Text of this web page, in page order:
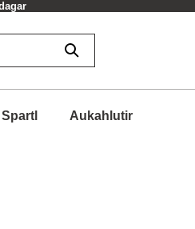
Spartl Aukahlutir